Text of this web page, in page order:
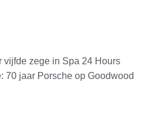
vijfde zege in Spa 24 Hours
70 jaar Porsche op Goodwood